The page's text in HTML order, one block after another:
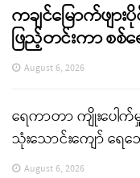
ကချင်မြောက်ဖျ
ဖြည့်တင်းကာ စစ်ရ
August 6, 2026
ရေကာတာ ကျိုးပေါက်
သုံးသောင်းကျော် ရေ
August 6, 2026